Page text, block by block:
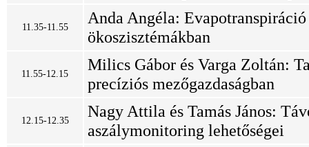
11.35-11.55
Anda Angéla: Evapotranspiráció
ökoszisztémákban
11.55-12.15
Milics Gábor és Varga Zoltán:
precíziós mezőgazdaságban
12.15-12.35
Nagy Attila és Tamás János:
aszálymonitoring lehetőségei